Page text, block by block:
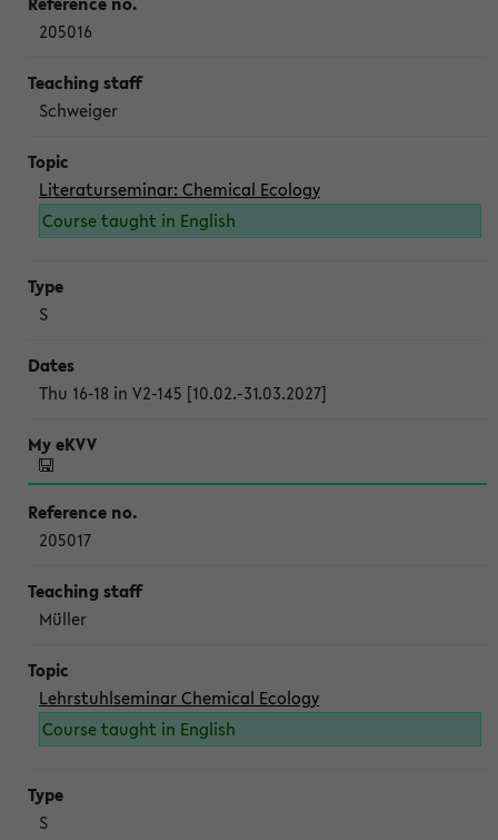
205016
Schweiger
Literaturseminar: Chemical Ecology
Course taught in English
S
Thu 16-18 in V2-145 [10.02.-31.03.2027]
205017
Müller
Lehrstuhlseminar Chemical Ecology
Course taught in English
S